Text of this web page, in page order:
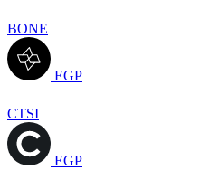
BONE
EGP
CTSI
EGP